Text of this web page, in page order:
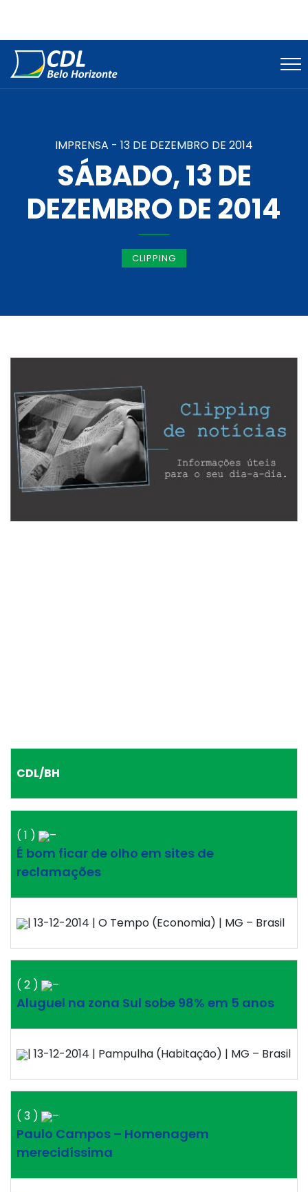
IMPRENSA - 13 DE DEZEMBRO DE 2014
SÁBADO, 13 DE
DEZEMBRO DE 2014
CLIPPING
CDL/BH
( 1 ) –
É bom ficar de olho em sites de
reclamações
| 13-12-2014 | O Tempo (Economia) | MG – Brasil
( 2 ) –
Aluguel na zona Sul sobe 98% em 5 anos
| 13-12-2014 | Pampulha (Habitação) | MG – Brasil
( 3 ) –
Paulo Campos – Homenagem
merecidíssima